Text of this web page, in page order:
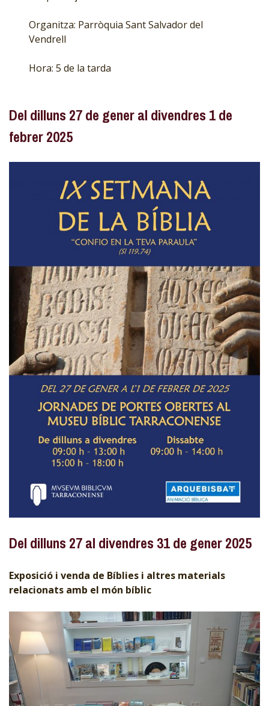
Organitza: Parròquia Sant Salvador del
Vendrell
Hora: 5 de la tarda
Del dilluns 27 de gener al divendres 1 de
febrer 2025
Del dilluns 27 al divendres 31 de gener 2025
Exposició i venda de Bíblies i altres materials
relacionats amb el món bíblic